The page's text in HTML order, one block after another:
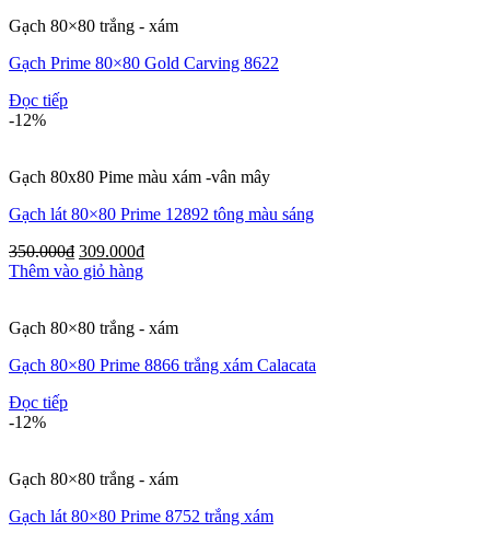
Gạch 80×80 trắng - xám
Gạch Prime 80×80 Gold Carving 8622
Đọc tiếp
-12%
Gạch 80x80 Pime màu xám -vân mây
Gạch lát 80×80 Prime 12892 tông màu sáng
350.000₫ 309.000₫
Thêm vào giỏ hàng
Gạch 80×80 trắng - xám
Gạch 80×80 Prime 8866 trắng xám Calacata
Đọc tiếp
-12%
Gạch 80×80 trắng - xám
Gạch lát 80×80 Prime 8752 trắng xám